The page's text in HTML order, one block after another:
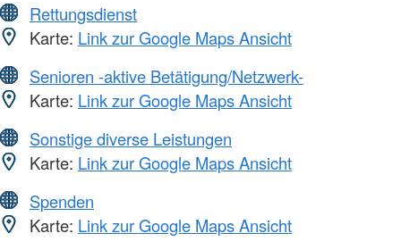
Rettungsdienst
Karte: Link zur Google Maps Ansicht
Senioren -aktive Betätigung/Netzwerk-
Karte: Link zur Google Maps Ansicht
Sonstige diverse Leistungen
Karte: Link zur Google Maps Ansicht
Spenden
Karte: Link zur Google Maps Ansicht